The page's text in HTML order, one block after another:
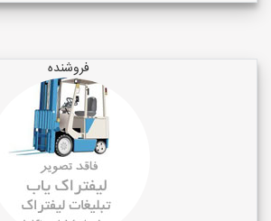
فروشنده